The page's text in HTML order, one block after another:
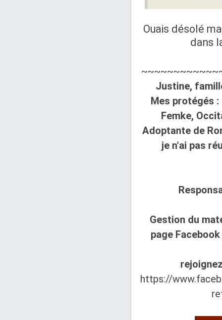
Ouais désolé
dans
Justine,
Mes protégés :
Femke,
Adoptante de
je n'ai pas
Gestion du
page
https://